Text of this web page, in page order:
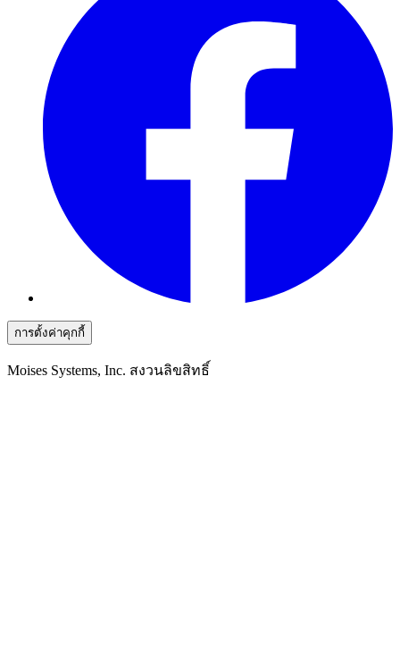
การตั้งค่าคุกกี้
Moises Systems, Inc. สงวนลิขสิทธิ์